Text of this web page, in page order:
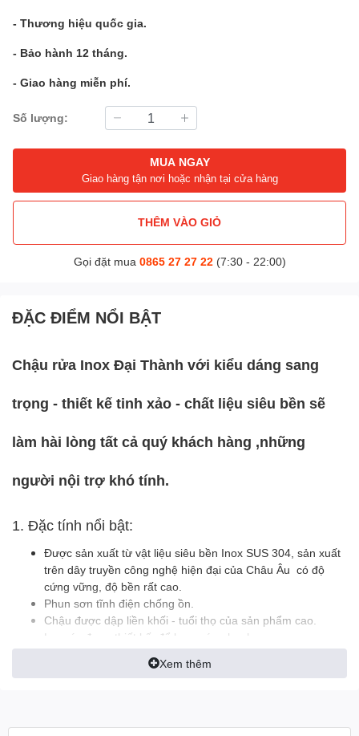
- Thương hiệu quốc gia.
- Bảo hành 12 tháng.
- Giao hàng miễn phí.
Số lượng:
MUA NGAY
Giao hàng tận nơi hoặc nhận tại cửa hàng
THÊM VÀO GIỎ
Gọi đặt mua 0865 27 27 22(7:30 - 22:00)
ĐẶC ĐIỂM NỔI BẬT
Chậu rửa Inox Đại Thành với kiểu dáng sang
trọng - thiết kế tinh xảo - chất liệu siêu bền sẽ
làm hài lòng tất cả quý khách hàng ,những
người nội trợ khó tính.
1. Đặc tính nổi bật:
Được sản xuất từ vật liệu siêu bền Inox SUS 304, sản xuất
trên dây truyền công nghệ hiện đại của Châu Âu có độ
cứng vững, độ bền rất cao.
Phun sơn tĩnh điện chống ồn.
Chậu được dập liền khối - tuổi thọ của sản phẩm cao.
Lọc rác được thiết kế để lọc nước nhanh.
2. Lưu ý khi sử dụng:
vì có khả năng trầy xước, thủng. móp méo.
Xem thêm